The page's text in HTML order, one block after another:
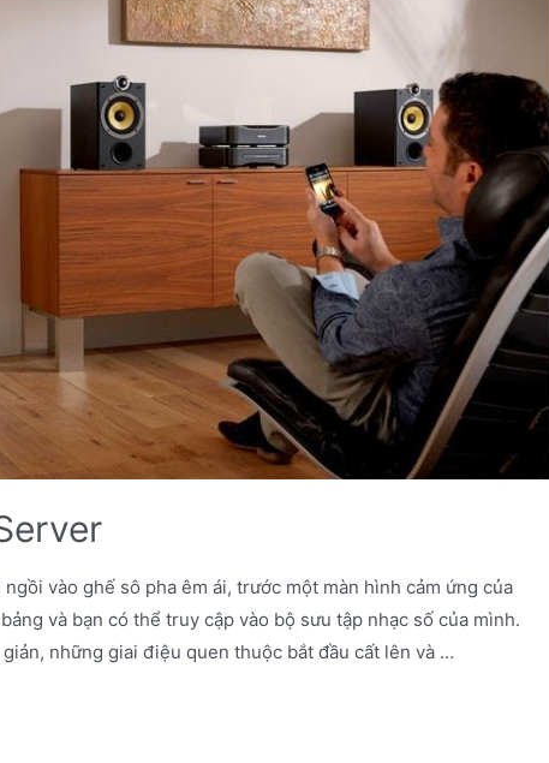
vào ghế sô pha êm ái, trước một màn hình cảm ứng của
và bạn có thể truy cập vào bộ sưu tập nhạc số của mình.
những giai điệu quen thuộc bắt đầu cất lên và …